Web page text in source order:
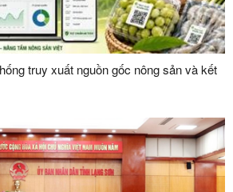
truy xuất nguồn gốc nông sản và kết